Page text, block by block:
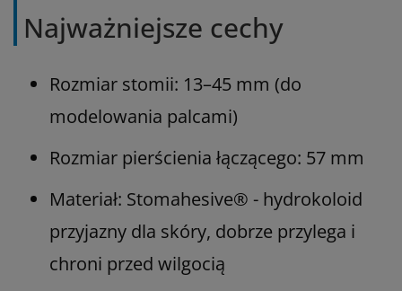
Najważniejsze cechy
Rozmiar stomii: 13–45 mm (do
modelowania palcami)
Rozmiar pierścienia łączącego: 57 mm
Materiał: Stomahesive® - hydrokoloid
przyjazny dla skóry, dobrze przylega i
chroni przed wilgocią